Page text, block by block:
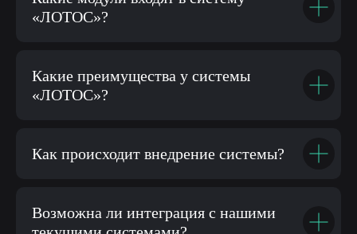
«ЛОТОС»?
Какие преимущества у системы
«ЛОТОС»?
Как происходит внедрение системы?
Возможна ли интеграция с нашими